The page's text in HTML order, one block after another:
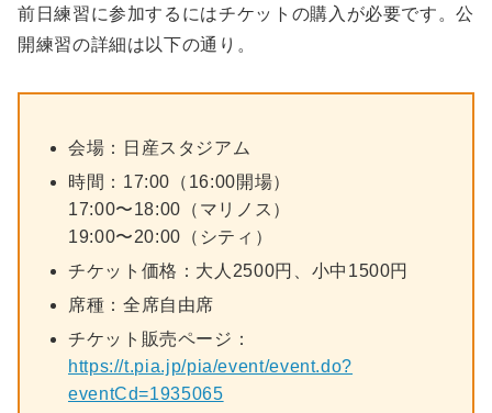
前日練習に参加するにはチケットの購入が必要です。公
開練習の詳細は以下の通り。
会場：日産スタジアム
時間：17:00（16:00開場）
17:00〜18:00（マリノス）
19:00〜20:00（シティ）
チケット価格：大人2500円、小中1500円
席種：全席自由席
チケット販売ページ：
https://t.pia.jp/pia/event/event.do?
eventCd=1935065